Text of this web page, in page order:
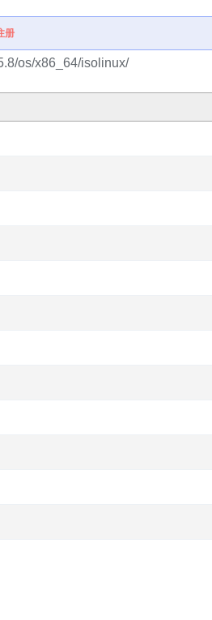
册
os/x86_64/isolinux/